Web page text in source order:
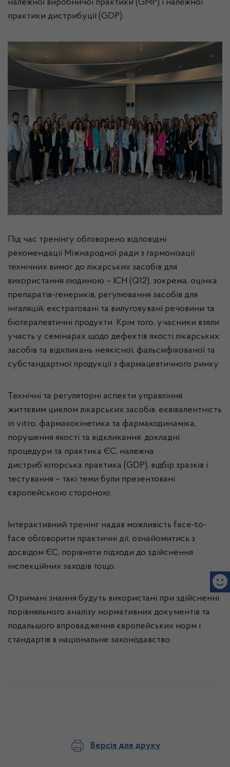
належної виробничої практики (GMP) і належної
практики дистрибуції (GDP).
Під час тренінгу обговорено відповідні
рекомендації Міжнародної ради з гармонізації
технічних вимог до лікарських засобів для
використання людиною – ICH (Q12), зокрема, оцінка
препаратів-генериків, регулювання засобів для
інгаляцій, екстраговані та вилуговувані речовини та
біотерапевтичні продукти. Крім того, учасники взяли
участь у семінарах щодо дефектів якості лікарських
засобів та відкликань неякісної, фальсифікованої та
субстандартної продукції з фармацевтичного ринку.
Технічні та регуляторні аспекти управління
життєвим циклом лікарських засобів, еквівалентність
in vitro, фармакокінетика та фармакодинаміка,
порушення якості та відкликання: докладні
процедури та практика ЄС, належна
дистриб’юторська практика (GDP), відбір зразків і
тестування – такі теми були презентовані
європейською стороною.
Інтерактивний тренінг надав можливість face-to-
face обговорити практичні дії, ознайомитись з
досвідом ЄС, порівняти підходи до здійснення
інспекційних заходів тощо.
Отримані знання будуть використані при здійсненні
порівняльного аналізу нормативних документів та
подальшого впровадження європейських норм і
стандартів в національне законодавство.
Версія для друку